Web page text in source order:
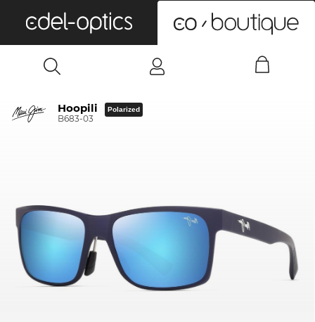
Hoopili
B683-03
Polarized